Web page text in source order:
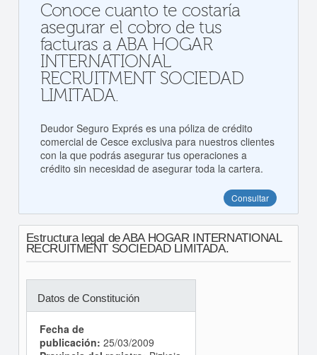
Conoce cuanto te costaría
asegurar el cobro de tus
facturas a ABA HOGAR
INTERNATIONAL
RECRUITMENT SOCIEDAD
LIMITADA.
Deudor Seguro Exprés es una póliza de crédito
comercial de Cesce exclusiva para nuestros clientes
con la que podrás asegurar tus operaciones a
crédito sin necesidad de asegurar toda la cartera.
Consultar
Estructura legal de ABA HOGAR INTERNATIONAL
RECRUITMENT SOCIEDAD LIMITADA.
Datos de Constitución
Fecha de
publicación: 25/03/2009